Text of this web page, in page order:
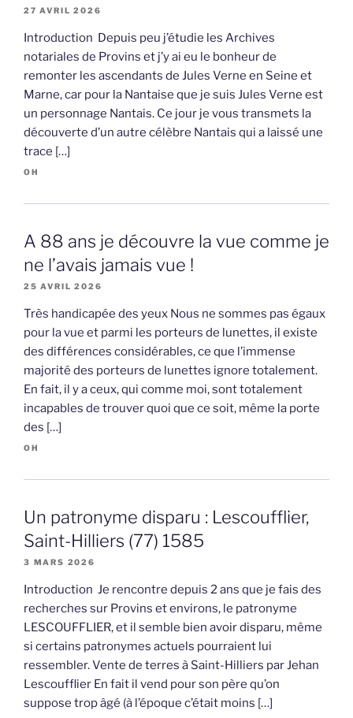
27 AVRIL 2026
Introduction Depuis peu j’étudie les Archives
notariales de Provins et j’y ai eu le bonheur de
remonter les ascendants de Jules Verne en Seine et
Marne, car pour la Nantaise que je suis Jules Verne est
un personnage Nantais. Ce jour je vous transmets la
découverte d’un autre célèbre Nantais qui a laissé une
trace […]
OH
A 88 ans je découvre la vue comme je
ne l’avais jamais vue !
25 AVRIL 2026
Très handicapée des yeux Nous ne sommes pas égaux
pour la vue et parmi les porteurs de lunettes, il existe
des différences considérables, ce que l’immense
majorité des porteurs de lunettes ignore totalement.
En fait, il y a ceux, qui comme moi, sont totalement
incapables de trouver quoi que ce soit, même la porte
des […]
OH
Un patronyme disparu : Lescoufflier,
Saint-Hilliers (77) 1585
3 MARS 2026
Introduction Je rencontre depuis 2 ans que je fais des
recherches sur Provins et environs, le patronyme
LESCOUFFLIER, et il semble bien avoir disparu, même
si certains patronymes actuels pourraient lui
ressembler. Vente de terres à Saint-Hilliers par Jehan
Lescoufflier En fait il vend pour son père qu’on
suppose trop âgé (à l’époque c’était moins […]